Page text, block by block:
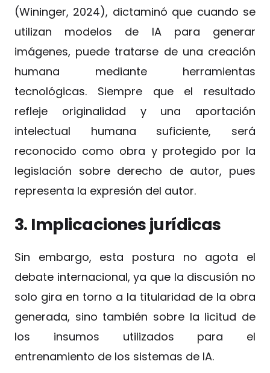
(Wininger, 2024), dictaminó que cuando se
utilizan modelos de IA para generar
imágenes, puede tratarse de una creación
humana mediante herramientas
tecnológicas. Siempre que el resultado
refleje originalidad y una aportación
intelectual humana suficiente, será
reconocido como obra y protegido por la
legislación sobre derecho de autor, pues
representa la expresión del autor.
3. Implicaciones jurídicas
Sin embargo, esta postura no agota el
debate internacional, ya que la discusión no
solo gira en torno a la titularidad de la obra
generada, sino también sobre la licitud de
los insumos utilizados para el
entrenamiento de los sistemas de IA.